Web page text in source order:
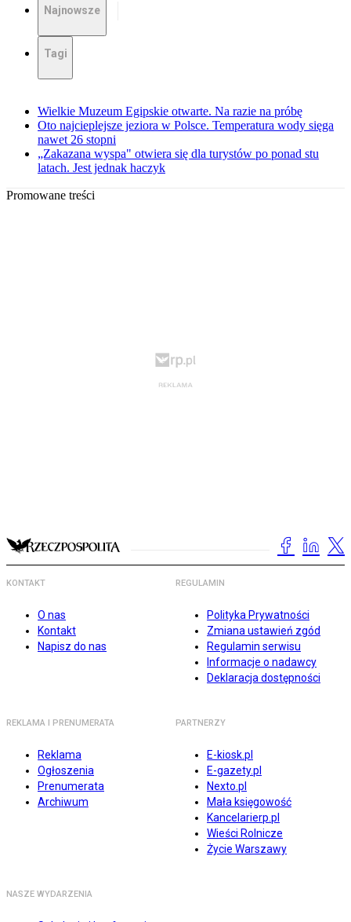
Najnowsze
Tagi
Wielkie Muzeum Egipskie otwarte. Na razie na próbę
Oto najcieplejsze jeziora w Polsce. Temperatura wody sięga
nawet 26 stopni
„Zakazana wyspa" otwiera się dla turystów po ponad stu
latach. Jest jednak haczyk
Promowane treści
KONTAKT
O nas
Kontakt
Napisz do nas
REGULAMIN
Polityka Prywatności
Zmiana ustawień zgód
Regulamin serwisu
Informacje o nadawcy
Deklaracja dostępności
REKLAMA I PRENUMERATA
Reklama
Ogłoszenia
Prenumerata
Archiwum
PARTNERZY
E-kiosk.pl
E-gazety.pl
Nexto.pl
Mała księgowość
Kancelarierp.pl
Wieści Rolnicze
Życie Warszawy
NASZE WYDARZENIA